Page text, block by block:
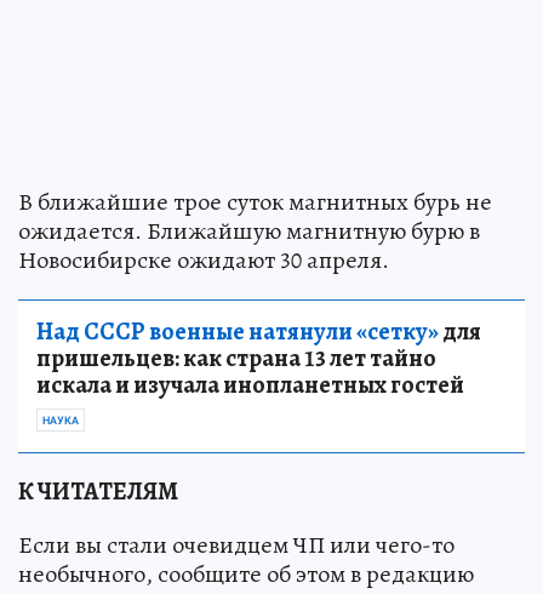
В ближайшие трое суток магнитных бурь не
ожидается. Ближайшую магнитную бурю в
Новосибирске ожидают 30 апреля.
Над СССР военные натянули «сетку»для
пришельцев: как страна 13 лет тайно
искала и изучала инопланетных гостей
НАУКА
К ЧИТАТЕЛЯМ
Если вы стали очевидцем ЧП или чего-то
необычного, сообщите об этом в редакцию